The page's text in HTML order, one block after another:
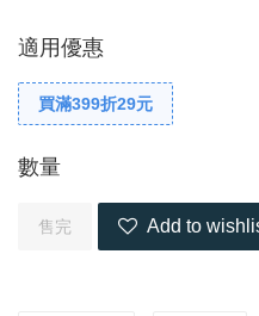
適用優惠
買滿399折29元
數量
售完 Add to